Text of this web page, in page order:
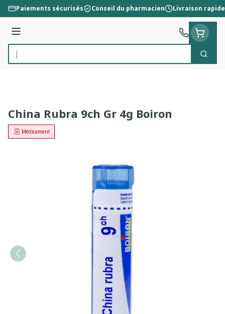
Aller au contenu
Paiements sécurisés Conseil du pharmacien Livraison rapide
Menu
Rechercher
China Rubra 9ch Gr 4g Boiron
Médicament